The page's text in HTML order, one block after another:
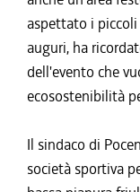
aspettato i
auguri, ha
dell'evento che
ecosostenibilità
Il sindaco di
società sportiva